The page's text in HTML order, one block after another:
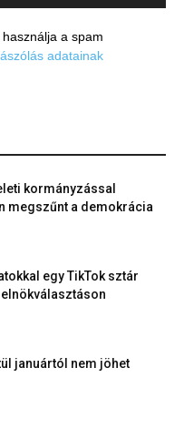
a spam
adatainak
kormányzással
megszűnt a demokrácia
egy TikTok sztár
januártól nem jöhet